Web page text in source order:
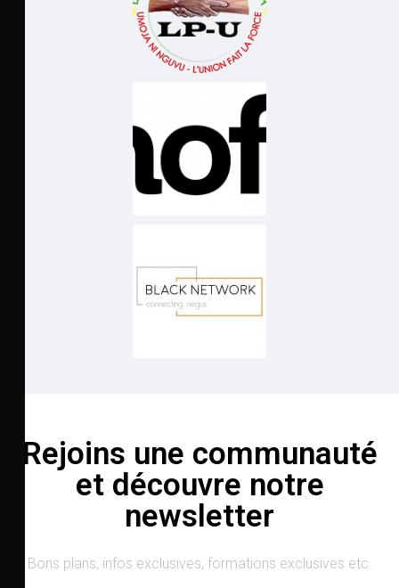
Rejoins une communauté
et découvre notre
newsletter
Bons plans, infos exclusives, formations exclusives etc.